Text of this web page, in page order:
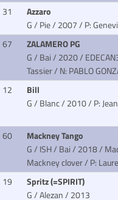
31
Azzaro
G / Pie / 2007/ P:
67
ZALAMERO PG
G / Bai / 2020 /
Tassier / N: PABLO
12
Bill
G / Blanc / 2010/ P:
60
Mackney Tango
G / ISH / Bai / 2018 /
Mackney clover/ P:
19
Spritz (=SPIRIT)
G / Alezan / 2013